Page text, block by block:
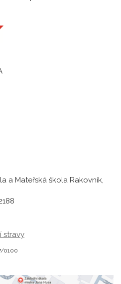
a Mateřská škola Rakovník,
stravy
0100